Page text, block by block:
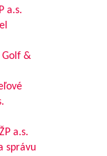
a.s.
Golf &
a.s.
správu